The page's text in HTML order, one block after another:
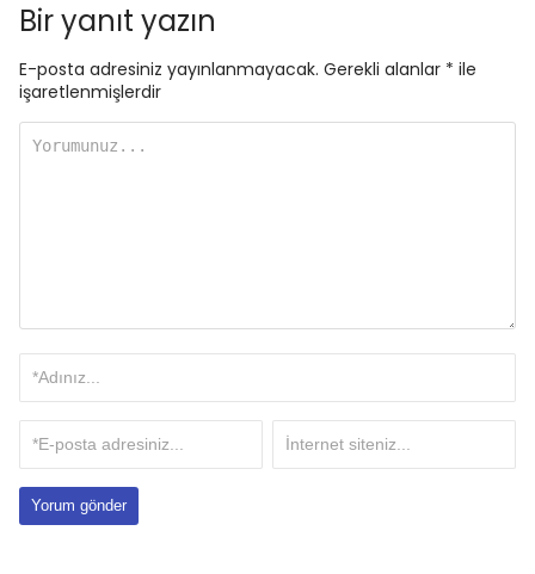
Bir yanıt yazın
E-posta adresiniz yayınlanmayacak. Gerekli alanlar * ile
işaretlenmişlerdir